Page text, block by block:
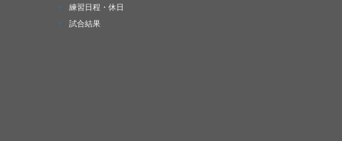
練習日程・休日
試合結果